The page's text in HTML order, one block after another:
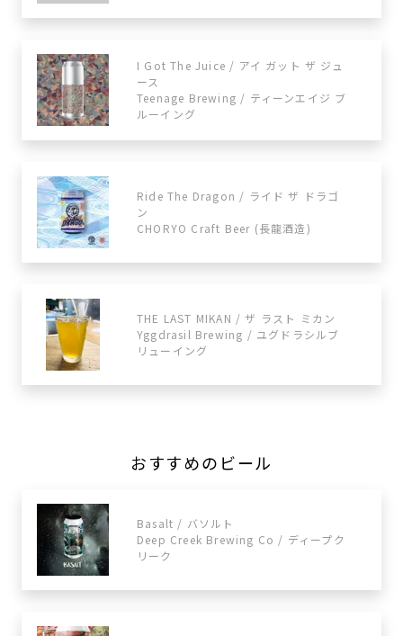
I Got The Juice / アイ ガット ザ ジュ
ース
Teenage Brewing / ティーンエイジ ブ
ルーイング
Ride The Dragon / ライド ザ ドラゴ
ン
CHORYO Craft Beer (長龍酒造)
THE LAST MIKAN / ザ ラスト ミカン
Yggdrasil Brewing / ユグドラシルブ
リューイング
おすすめのビール
Basalt / バソルト
Deep Creek Brewing Co / ディープク
リーク